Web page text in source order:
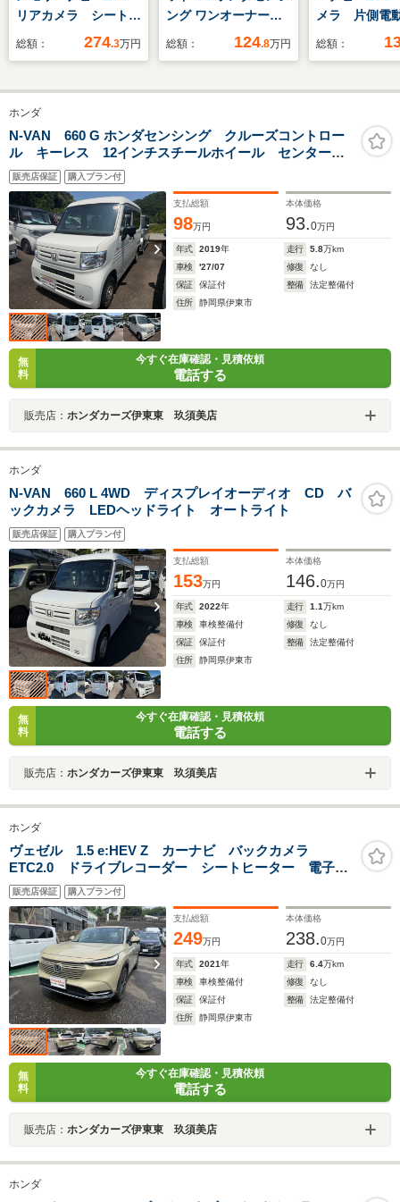
リアカメラ シートヒ
総額： 274.3万円
ング ワンオーナー
禁煙車 8インチナ
ルーズコントロール
Bluetooth USB入力
端子 LEDヘッドライ
ーキ スマートキー
総額： 124.8万円
メラ 片側電
総額：
ホンダ
N-VAN 660 G ホンダセンシング クルーズコントロー
ル キーレス 12インチスチールホイール センターキ
ャップ
販売店保証 購入プラン付
支払総額
98万円
本体価格
93.0万円
年式 2019年 走行 5.8万km
車検
'27/07 修復
なし
保証
保証付 整備
法定整備付
住所
静岡県伊東市
無
料
今すぐ在庫確認・見積依頼
電話する
販売店： ホンダカーズ伊東東 玖須美店
ホンダ
N-VAN 660 L 4WD ディスプレイオーディオ CD バ
ックカメラ LEDヘッドライト オートライト
販売店保証 購入プラン付
支払総額
153万円
本体価格
146.0万円
年式 2022年 走行 1.1万km
車検
車検整備付 修復
なし
保証
保証付 整備
法定整備付
住所
静岡県伊東市
無
料
今すぐ在庫確認・見積依頼
電話する
販売店： ホンダカーズ伊東東 玖須美店
ホンダ
ヴェゼル 1.5 e:HEV Z カーナビ バックカメラ
ETC2.0 ドライブレコーダー シートヒーター 電子制
御パーキングブレーキ 電動テールゲート
販売店保証 購入プラン付
支払総額
249万円
本体価格
238.0万円
年式 2021年 走行 6.4万km
車検
車検整備付 修復
なし
保証
保証付 整備
法定整備付
住所
静岡県伊東市
無
料
今すぐ在庫確認・見積依頼
電話する
販売店： ホンダカーズ伊東東 玖須美店
ホンダ